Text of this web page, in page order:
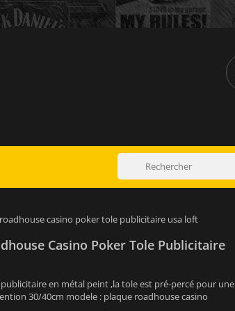
casino poker tole publicitaire usa loft
Casino Poker Tole Publicitaire
en métal peint ,la tole est pré-percé pour une
30/40cm modele : plaque roadhouse casino